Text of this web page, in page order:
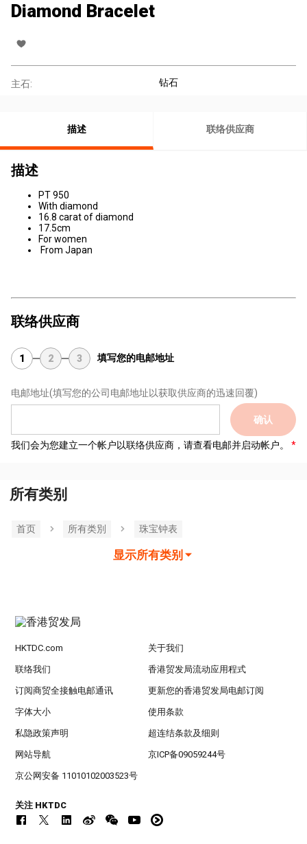
Diamond Bracelet
主石: 钻石
描述 联络供应商
描述
PT 950
With diamond
16.8 carat of diamond
17.5cm
For women
From Japan
联络供应商
1 2 3 填写您的电邮地址
电邮地址(填写您的公司电邮地址以获取供应商的迅速回覆)
确认
我们会为您建立一个帐户以联络供应商，请查看电邮并启动帐户。
所有类别
首页 所有类別 珠宝钟表
显示所有类别
HKTDC.com 关于我们
联络我们 香港贸发局流动应用程式
订阅商贸全接触电邮通讯 更新您的香港贸发局电邮订阅
字体大小 使用条款
私隐政策声明 超连结条款及细则
网站导航 京ICP备09059244号
京公网安备 11010102003523号
关注 HKTDC